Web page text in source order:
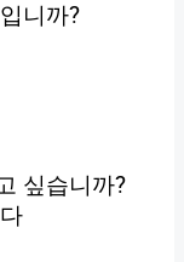
니까?
싶습니까?